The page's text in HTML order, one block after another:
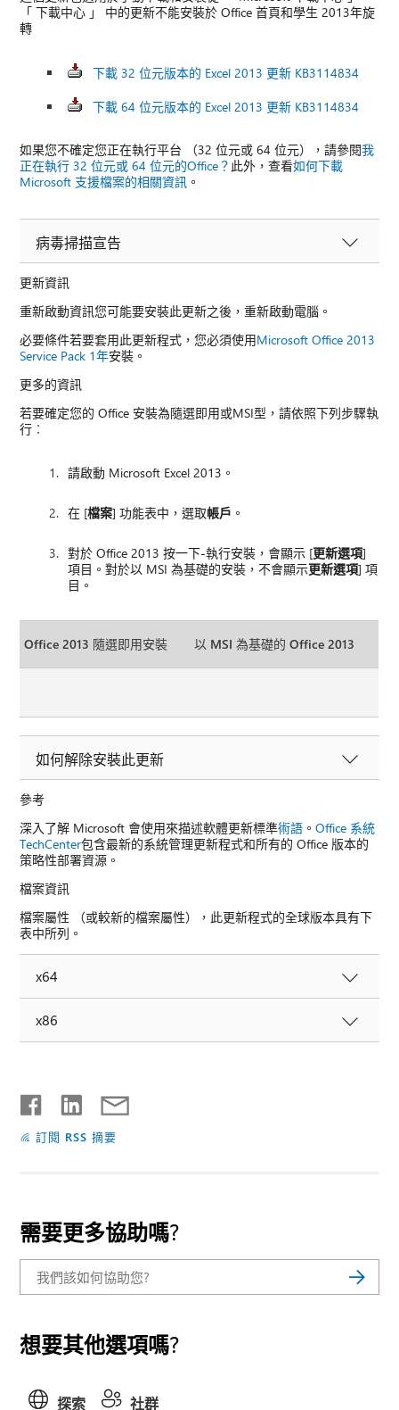
「 下載中心 」 中的更新不能安裝於 Office 首頁和學生 2013年旋
轉
下載 32 位元版本的 Excel 2013 更新 KB3114834
下載 64 位元版本的 Excel 2013 更新 KB3114834
如果您不確定您正在執行平台 （32 位元或 64 位元），請參閱我
正在執行 32 位元或 64 位元的Office？ 此外，查看如何下載
Microsoft 支援檔案的相關資訊 。
病毒掃描宣告
更新資訊
重新啟動資訊您可能要安裝此更新之後，重新啟動電腦。
必要條件若要套用此更新程式，您必須使用Microsoft Office 2013
Service Pack 1年安裝。
更多的資訊
若要確定您的 Office 安裝為隨選即用或MSI型，請依照下列步驟執
行︰
請啟動 Microsoft Excel 2013。
在 [檔案] 功能表中，選取帳戶 。
對於 Office 2013 按一下-執行安裝，會顯示 [更新選項]
項目。對於以 MSI 為基礎的安裝，不會顯示更新選項] 項
目。
Office 2013 隨選即用安裝 以 MSI 為基礎的 Office 2013
如何解除安裝此更新
參考
深入了解 Microsoft 會使用來描述軟體更新標準術語 。Office 系統
TechCenter包含最新的系統管理更新程式和所有的 Office 版本的
策略性部署資源。
檔案資訊
檔案屬性 （或較新的檔案屬性），此更新程式的全球版本具有下
表中所列。
x64
x86
訂閱 RSS 摘要
需要更多協助嗎?
想要其他選項嗎?
探索 社群